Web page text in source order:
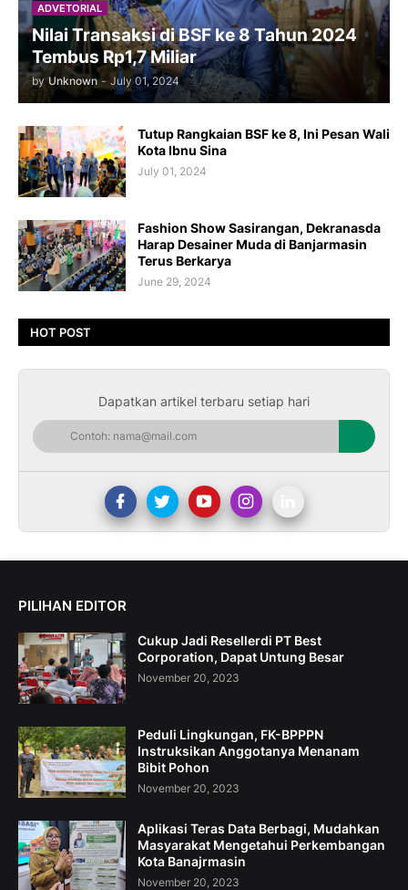
ADVETORIAL
Nilai Transaksi di BSF ke 8 Tahun 2024
Tembus Rp1,7 Miliar
by Unknown - July 01, 2024
Tutup Rangkaian BSF ke 8, Ini Pesan Wali
Kota Ibnu Sina
July 01, 2024
Fashion Show Sasirangan, Dekranasda
Harap Desainer Muda di Banjarmasin
Terus Berkarya
June 29, 2024
HOT POST
Dapatkan artikel terbaru setiap hari
PILIHAN EDITOR
Cukup Jadi Resellerdi PT Best
Corporation, Dapat Untung Besar
November 20, 2023
Peduli Lingkungan, FK-BPPPN
Instruksikan Anggotanya Menanam
Bibit Pohon
November 20, 2023
Aplikasi Teras Data Berbagi, Mudahkan
Masyarakat Mengetahui Perkembangan
Kota Banajrmasin
November 20, 2023